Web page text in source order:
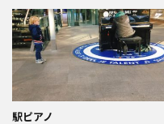
駅ピアノ